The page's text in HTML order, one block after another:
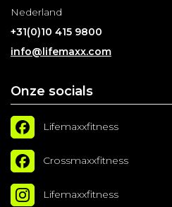
Nederland
+31(0)10 415 9800
info@lifemaxx.com
Onze socials
Lifemaxxfitness
Crossmaxxfitness
Lifemaxxfitness